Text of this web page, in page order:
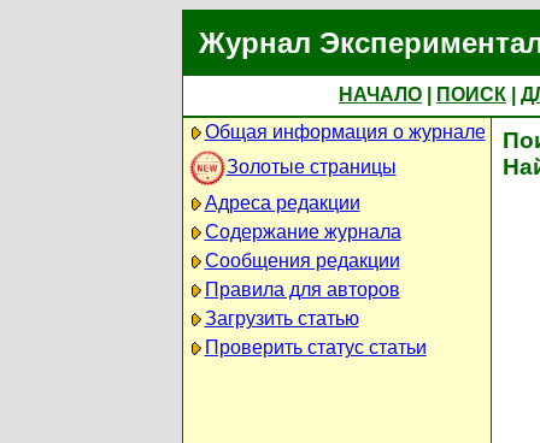
Журнал
НАЧАЛО ПОИСК
Общая информация о журнале
Золотые страницы
Адреса редакции
Содержание журнала
Сообщения редакции
Правила для авторов
Загрузить статью
Проверить статус статьи